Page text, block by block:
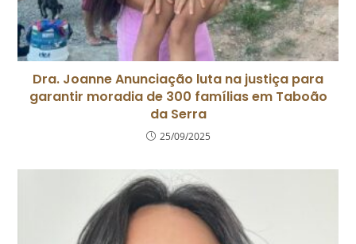
Dra. Joanne Anunciação luta na justiça para
garantir moradia de 300 famílias em Taboão
da Serra
25/09/2025